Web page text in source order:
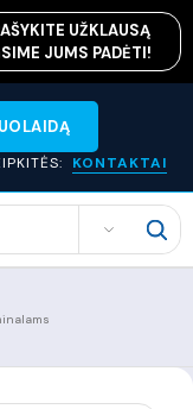
UŽKLAUSĄ
JUMS PADĖTI!
KONTAKTAI
SEARCH